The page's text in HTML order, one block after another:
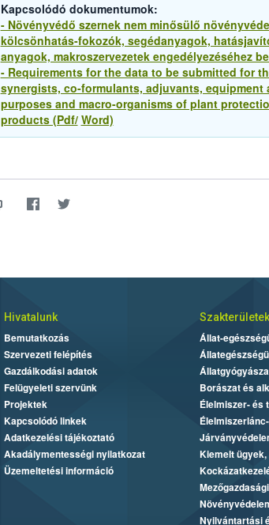
Kapcsolódó dokumentumok:
- Növényvédő szernek nem minősülő
kölcsönhatás-fokozók, segédanyagok,
anyagok, makroszervezetek engedélyezéséhez
- Requirements for the data to be submitted for
synergists, co-formulants, adjuvants,
purposes and macro-organisms of plant
products (Pdf/ Word)
Hivatalunk
Bemutatkozás
Szervezeti felépítés
Gazdálkodási adatok
Felügyeleti szervünk
Projektek
Kapcsolódó linkek
Adatkezelési tájékoztató
Akadálymentességi nyilatkozat
Üzemeltetési információ
Állat-
Borászat és
Élelmiszer- és
Kiemelt ügyek,
Nyilvántartási